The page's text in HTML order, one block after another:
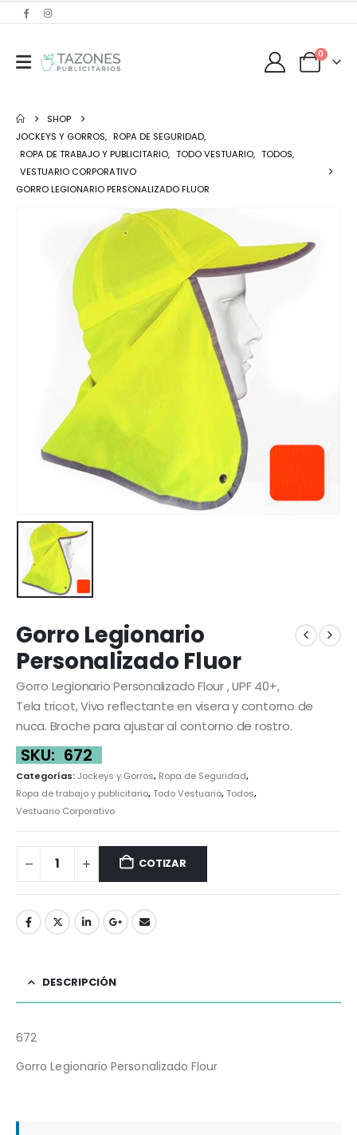
0
SHOP
JOCKEYS Y GORROS, ROPA DE SEGURIDAD,
ROPA DE TRABAJO Y PUBLICITARIO, TODO VESTUARIO, TODOS,
VESTUARIO CORPORATIVO
GORRO LEGIONARIO PERSONALIZADO FLUOR
Gorro Legionario
Personalizado Fluor
Gorro Legionario Personalizado Flour , UPF 40+,
Tela tricot, Vivo reflectante en visera y contorno de
nuca. Broche para ajustar al contorno de rostro.
SKU: 672
Categorías:Jockeys y Gorros, Ropa de Seguridad,
Ropa de trabajo y publicitario,Todo Vestuario,Todos,
Vestuario Corporativo
COTIZAR
DESCRIPCIÓN
672
Gorro Legionario Personalizado Flour